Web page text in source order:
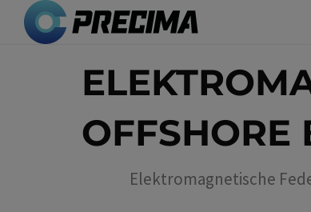
Direkt
zum
OFFSHORE
Elektromagnetische